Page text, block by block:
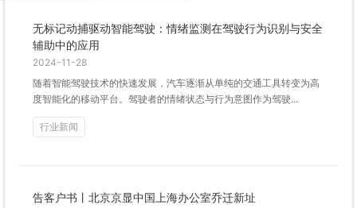
无标记动捕驱动智能驾驶：情绪监测在驾驶行为识别与安全
辅助中的应用
2024-11-28
随着智能驾驶技术的快速发展，汽车逐渐从单纯的交通工具转变为高
度智能化的移动平台。驾驶者的情绪状态与行为意图作为驾驶...
行业新闻
告客户书丨北京京显中国上海办公室乔迁新址